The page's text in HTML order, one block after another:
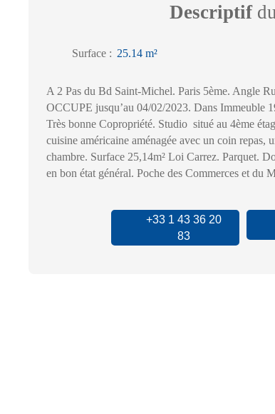
Descriptif
Surface : 25.14 m²
A 2 Pas du Bd Saint-Michel. Paris 5ème. Angle
OCCUPE jusqu’au 04/02/2023. Dans Immeuble
Très bonne Copropriété. Studio situé au 4ème
cuisine américaine aménagée avec un coin repas,
chambre. Surface 25,14m² Loi Carrez. Parquet.
en bon état général. Poche des Commerces et du
+33 1 43 36 20
83